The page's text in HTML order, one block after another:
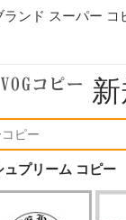
ランド スーパー コ
ュプリーム コピー